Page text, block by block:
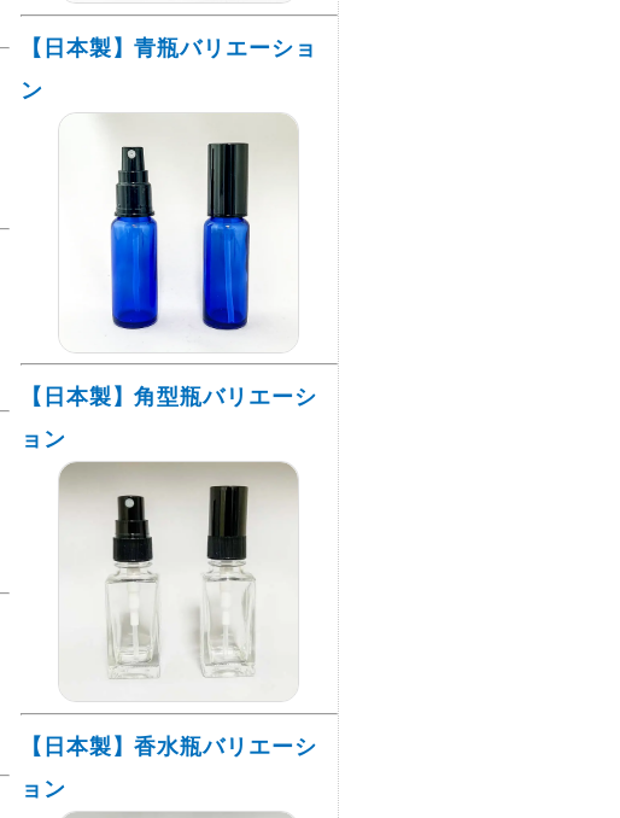
【日本製】青瓶バリエーショ
ン
【日本製】角型瓶バリエーシ
ョン
【日本製】香水瓶バリエーシ
ョン